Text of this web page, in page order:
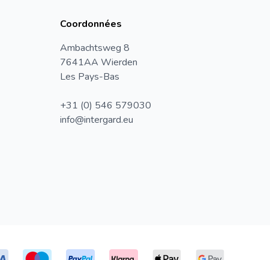
Coordonnées
Ambachtsweg 8
7641AA Wierden
Les Pays-Bas
+31 (0) 546 579030
info@intergard.eu